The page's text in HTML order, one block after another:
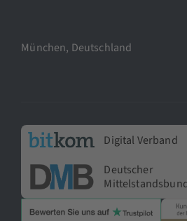
München, Deutschland
Digital Verband
Deutscher